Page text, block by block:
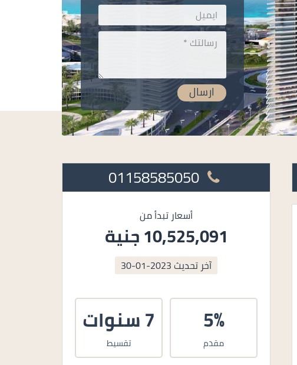
أسعار تبدأ من
10,525,091 جنية
آخر تحديث 2023-01-30
5%
مقدم
7 سنوات
تقسيط